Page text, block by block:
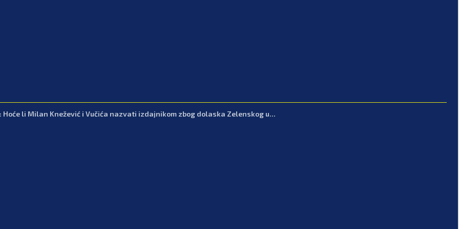
Hoće li Milan Knežević i Vučića nazvati izdajnikom zbog dolaska Zelenskog u...